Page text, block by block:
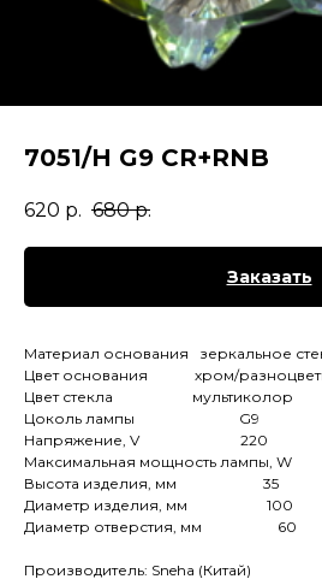
7051/H G9 CR+RNB
620 р. 680 р.
Заказать
Материал основания зеркальное
Цвет основания хром/
Цвет стекла мультиколор
Цоколь лампы G9
Напряжение, V 220
Максимальная мощность лампы,
Высота изделия, мм 35
Диаметр изделия, мм 100
Диаметр отверстия, мм 60
Производитель: Sneha (Китай)